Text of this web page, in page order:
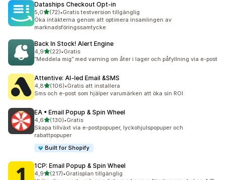
Dataships Checkout Opt‑in
5,0av 5 stjärnor
(72)
72 recensioner totalt
•Gratis testversion tillgänglig
Öka intäkterna genom att optimera insamlingen av
marknadsföringssamtycke
Back In Stock! Alert Engine
4,9av 5 stjärnor
(22)
22 recensioner totalt
•Gratis
”Meddela mig” med varning om åter i lager och påfyllning via e-post
Attentive: AI‑led Email &SMS
4,8av 5 stjärnor
(106)
106 recensioner totalt
•Gratis att installera
Sms och e-post som hjälper varumärken att öka sin ROI
EA • Email Popup & Spin Wheel
4,6av 5 stjärnor
(130)
130 recensioner totalt
•Gratis
Skapa tillväxt via e-postpopuper, lyckohjulspopuper och
rabattpopuper
Built for Shopify
1CP: Email Popup & Spin Wheel
4,9av 5 stjärnor
(217)
217 recensioner totalt
•Gratisplan tillgänglig